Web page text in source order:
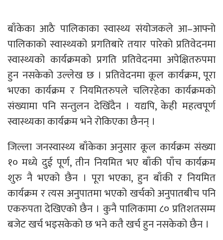
बाँकेका आठै पालिकाका स्वास्थ्य संयोजकले आ–आफ्नो
पालिकाको स्वास्थ्यको प्रगतिबारे तयार पारेको प्रतिवेदनमा
स्वास्थ्यको कार्यक्रमको प्रगति प्रतिवेदनमा अपेक्षितरुपमा
हुन नसकेको उल्लेख छ । प्रतिवेदनमा कूल कार्यक्रम, पूरा
भएका कार्यक्रम र नियमितरुपले चलिरहेका कार्यक्रमको
संख्यामा पनि सन्तुलन देखिँदैन । यद्यपि, केही महत्वपूर्ण
स्वास्थ्यका कार्यक्रम भने रोकिएका छैनन् ।
जिल्ला जनस्वास्थ्य बाँकेका अनुसार कूल कार्यक्रम संख्या
१० मध्ये दुई पूर्ण, तीन नियमित भए बाँकी पाँच कार्यक्रम
शुरु नै भएको छैन । पूरा भएका, हुन बाँकी र नियमित
कार्यक्रम र त्यस अनुपातमा भएको खर्चको अनुपातबीच पनि
एकरुपता देखिएको छैन । कुनै पालिकामा ८० प्रतिशतसम्म
बजेट खर्च भइसकेको छ भने कतै खर्च हुन नसकेको छैन ।